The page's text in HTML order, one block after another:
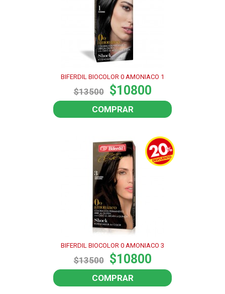
BIFERDIL BIOCOLOR 0 AMONIACO 1
$13500 $10800
COMPRAR
BIFERDIL BIOCOLOR 0 AMONIACO 3
$13500 $10800
COMPRAR